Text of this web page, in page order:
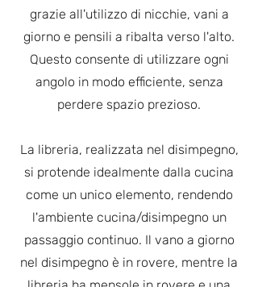
grazie all'utilizzo di nicchie, vani a
giorno e pensili a ribalta verso l'alto.
Questo consente di utilizzare ogni
angolo in modo efficiente, senza
perdere spazio prezioso.
La libreria, realizzata nel disimpegno,
si protende idealmente dalla cucina
come un unico elemento, rendendo
l'ambiente cucina/disimpegno un
passaggio continuo. Il vano a giorno
nel disimpegno è in rovere, mentre la